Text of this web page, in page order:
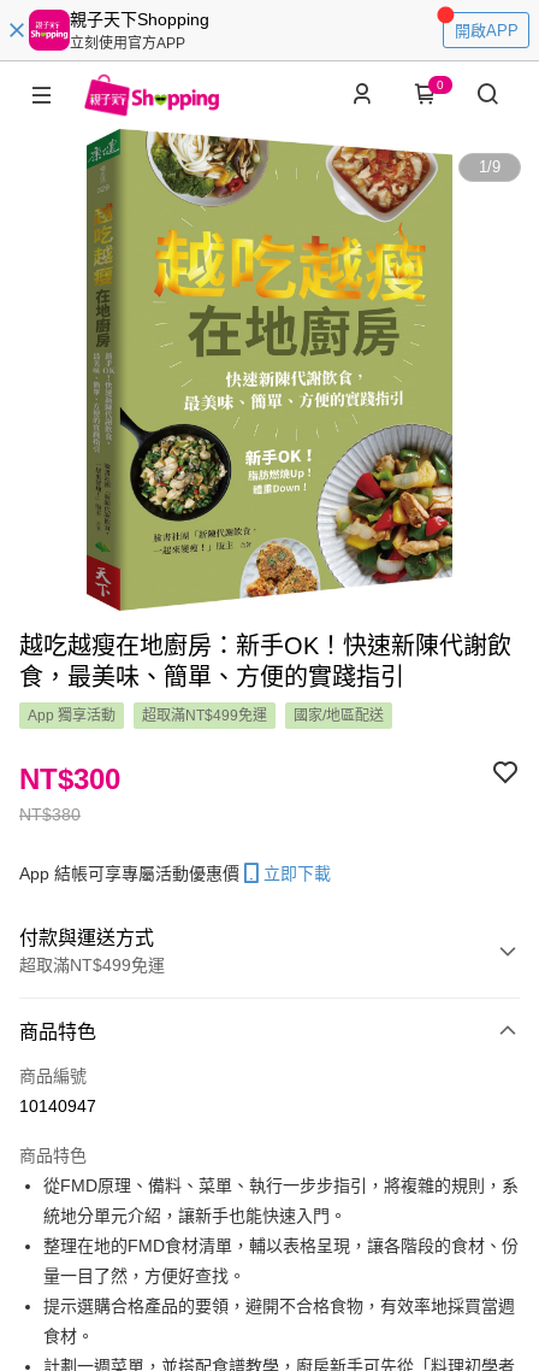
親子天下Shopping
立刻使用官方APP
開啟APP
0
1/9
越吃越瘦在地廚房：新手OK！快速新陳代謝飲
食，最美味、簡單、方便的實踐指引
App 獨享活動 超取滿NT$499免運 國家/地區配送
NT$380
NT$300
App 結帳可享專屬活動優惠價 立即下載
付款與運送方式
超取滿NT$499免運
信用卡一次付款
LINE Pay
大哥付你分期
相關說明
【大哥付你分期使用說明】
1.本服務由台灣大哥大提供，台灣大哥大用戶可立即使用無須另外申請。
2.付款方式選擇「大哥付你分期」，訂單成立後會自動跳轉到大哥付的交易
流程，驗證手機門號後，選擇欲分期的期數、繳款截止日，確認付款後即完
3.實際核准額度、可分期數及費用金額請依後續交易確認頁面所載為準。
4.訂單成立30分鐘內，如未前往確認交易或遇審核未通過，訂單將自動取
AFTEE先享後付
相關說明
【關於「AFTEE先享後付」】
AFTEE先享後付是「在收到商品之後才付款」的支付方式。 讓您購物簡單
便利好安心！
ATM付款
商品特色
商品編號
10140947
商品特色
從FMD原理、備料、菜單、執行一步步指引，將複雜的規則，系
統地分單元介紹，讓新手也能快速入門。
整理在地的FMD食材清單，輔以表格呈現，讓各階段的食材、份
量一目了然，方便好查找。
提示選購合格產品的要領，避開不合格食物，有效率地採買當週
食材。
計劃一週菜單，並搭配食譜教學，廚房新手可先從「料理初學者